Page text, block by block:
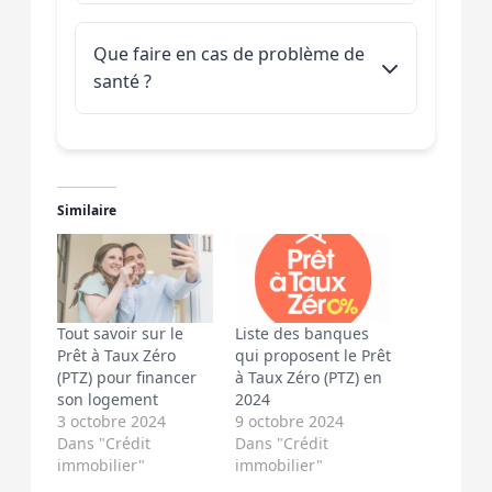
votre situation.
garanties équivalentes à celles exigées
par votre banque.
Plusieurs solutions existent :
Utiliser la délégation d’assurance
pour comparer les offres
Ajuster les garanties à vos besoins
réels
Faire appel à un courtier spécialisé
Que faire en cas de problème de
santé ?
pour les personnes ayant ou ayant eu
des problèmes de santé. De plus, si
vous avez moins de 35 ans, vous
pouvez bénéficier d’une prise en
charge des surprimes sous conditions
de ressources.
Similaire
Tout savoir sur le
Prêt à Taux Zéro
(PTZ) pour financer
son logement
3 octobre 2024
Dans "Crédit
immobilier"
Liste des banques
qui proposent le Prêt
à Taux Zéro (PTZ) en
2024
9 octobre 2024
Dans "Crédit
immobilier"